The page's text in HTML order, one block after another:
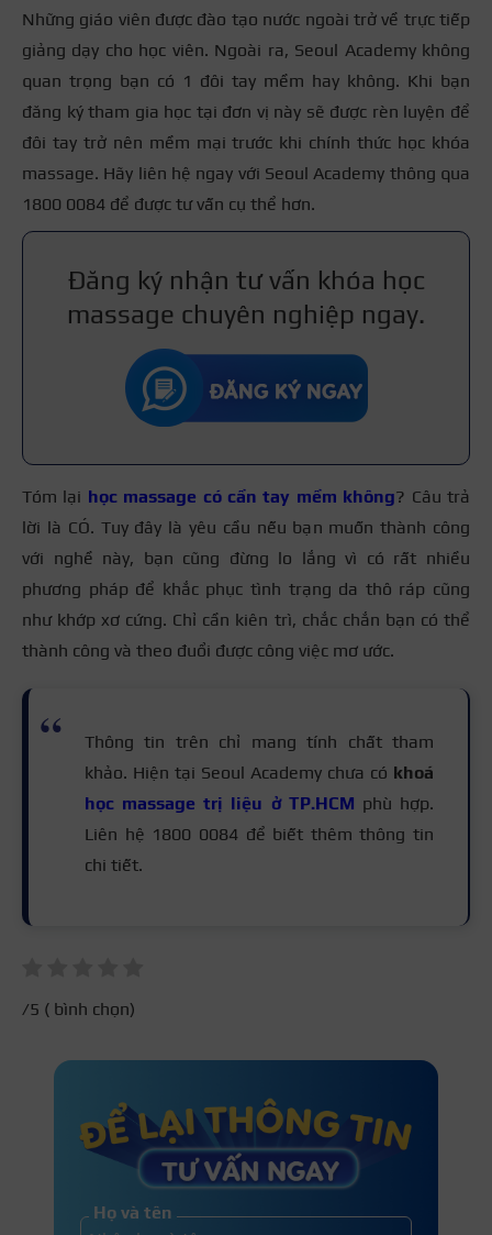
Những giáo viên được đào tạo nước ngoài trở về trực tiếp
giảng dạy cho học viên. Ngoài ra, Seoul Academy không
quan trọng bạn có 1 đôi tay mềm hay không. Khi bạn
đăng ký tham gia học tại đơn vị này sẽ được rèn luyện để
đôi tay trở nên mềm mại trước khi chính thức học khóa
massage. Hãy liên hệ ngay với Seoul Academy thông qua
1800 0084 để được tư vấn cụ thể hơn.
Đăng ký nhận tư vấn khóa học
massage chuyên nghiệp ngay.
Tóm lại học massage có cần tay mềm không? Câu trả
lời là CÓ. Tuy đây là yêu cầu nếu bạn muốn thành công
với nghề này, bạn cũng đừng lo lắng vì có rất nhiều
phương pháp để khắc phục tình trạng da thô ráp cũng
như khớp xơ cứng. Chỉ cần kiên trì, chắc chắn bạn có thể
thành công và theo đuổi được công việc mơ ước.
Thông tin trên chỉ mang tính chất tham
khảo. Hiện tại Seoul Academy chưa có khoá
học massage trị liệu ở TP.HCM phù hợp.
Liên hệ 1800 0084 để biết thêm thông tin
chi tiết.
/5 ( bình chọn)
Họ và tên